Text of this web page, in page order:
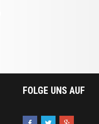
FOLGE UNS AUF